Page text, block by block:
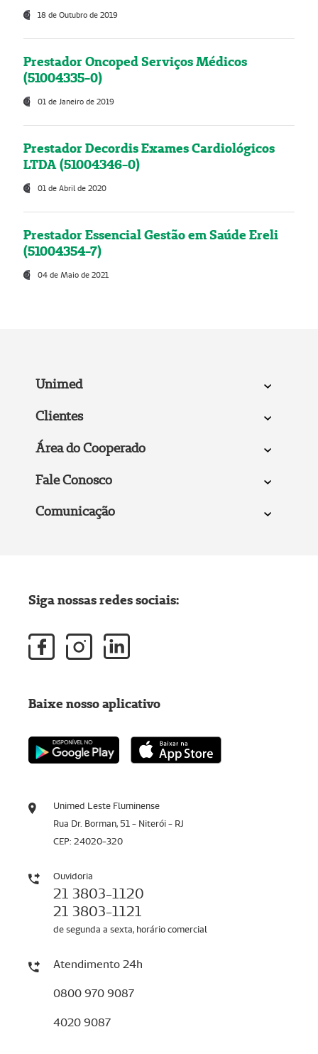
18 de Outubro de 2019
Prestador Oncoped Serviços Médicos
(51004335-0)
01 de Janeiro de 2019
Prestador Decordis Exames Cardiológicos
LTDA (51004346-0)
01 de Abril de 2020
Prestador Essencial Gestão em Saúde Ereli
(51004354-7)
04 de Maio de 2021
Unimed
Clientes
Área do Cooperado
Fale Conosco
Comunicação
Unimed Leste Fluminense
Rua Dr. Borman, 51 - Niterói - RJ
CEP: 24020-320
Ouvidoria
21 3803-1120
21 3803-1121
de segunda a sexta, horário comercial
Atendimento 24h
0800 970 9087
4020 9087
Siga nossas redes sociais:
Baixe nosso aplicativo